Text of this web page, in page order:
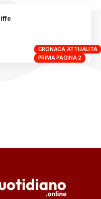
CRONACA ATTUALITÀ
PRIMA PAGINA 2